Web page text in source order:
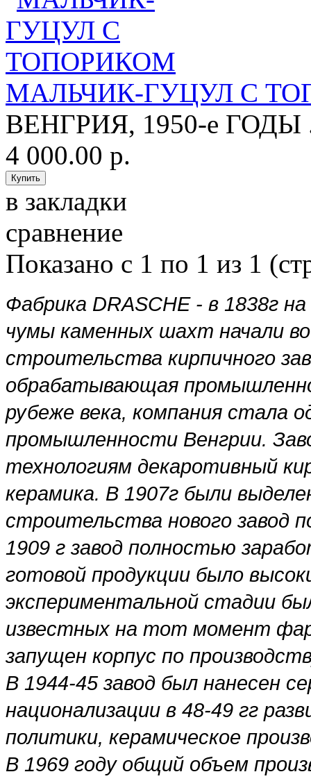
МАЛЬЧИК-ГУЦУЛ С
ВЕНГРИЯ, 1950-е ГОДЫ
4 000.00 р.
в закладки
сравнение
Показано с 1 по 1 из 1
Фабрика DRASCHE - в 1838г
чумы каменных шахт начали
строительства кирпичного
обрабатывающая
рубеже века, компания стала
промышленности Венгрии.
технологиям декаротивный
керамика. В 1907г были
строительства нового завод
1909 г завод полностью
готовой продукции было
экспериментальной стадии
известных на тот момент
запущен корпус по
В 1944-45 завод был нанесен
национализации в 48-49 гг
политики, керамическое
В 1969 году общий объем